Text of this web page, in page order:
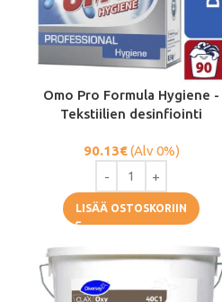
Omo Pro Formula Hygiene -
Tekstiilien desinfiointi
90.13€(Alv 0%)
LISÄÄ OSTOSKORIIN